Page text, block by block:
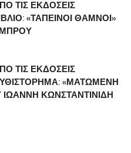
ΤΙΣ ΕΚΔΟΣΕΙΣ
«ΤΑΠΕΙΝΟΙ ΘΑΜΝΟΙ»
ΤΙΣ ΕΚΔΟΣΕΙΣ
«ΜΑΤΩΜΕΝΗ
ΚΩΝΣΤΑΝΤΙΝΙΔΗ